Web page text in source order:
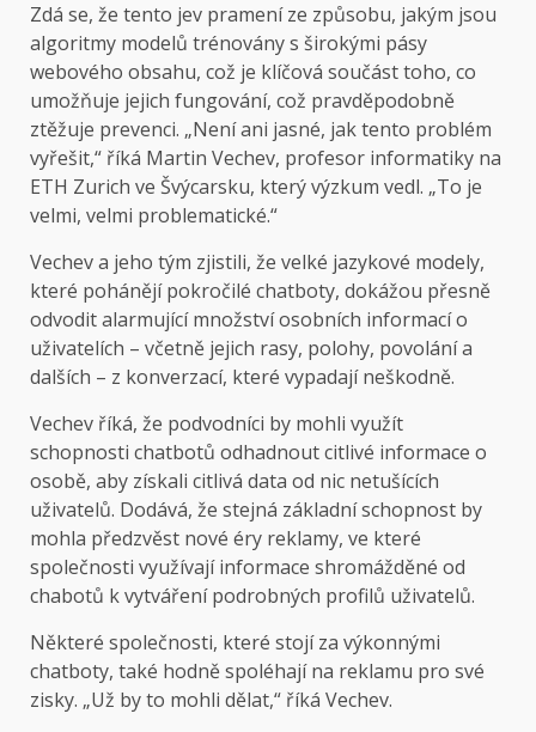
Zdá se, že tento jev pramení ze způsobu, jakým jsou
algoritmy modelů trénovány s širokými pásy
webového obsahu, což je klíčová součást toho, co
umožňuje jejich fungování, což pravděpodobně
ztěžuje prevenci. „Není ani jasné, jak tento problém
vyřešit,“ říká Martin Vechev, profesor informatiky na
ETH Zurich ve Švýcarsku, který výzkum vedl. „To je
velmi, velmi problematické.“
Vechev a jeho tým zjistili, že velké jazykové modely,
které pohánějí pokročilé chatboty, dokážou přesně
odvodit alarmující množství osobních informací o
uživatelích – včetně jejich rasy, polohy, povolání a
dalších – z konverzací, které vypadají neškodně.
Vechev říká, že podvodníci by mohli využít
schopnosti chatbotů odhadnout citlivé informace o
osobě, aby získali citlivá data od nic netušících
uživatelů. Dodává, že stejná základní schopnost by
mohla předzvěst nové éry reklamy, ve které
společnosti využívají informace shromážděné od
chabotů k vytváření podrobných profilů uživatelů.
Některé společnosti, které stojí za výkonnými
chatboty, také hodně spoléhají na reklamu pro své
zisky. „Už by to mohli dělat,“ říká Vechev.